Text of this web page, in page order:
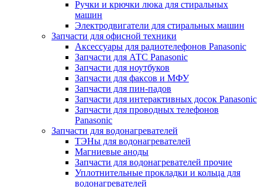
Ручки и крючки люка для стиральных
машин
Электродвигатели для стиральных машин
Запчасти для офисной техники
Аксессуары для радиотелефонов Panasonic
Запчасти для АТС Panasonic
Запчасти для ноутбуков
Запчасти для факсов и МФУ
Запчасти для пин-падов
Запчасти для интерактивных досок Panasonic
Запчасти для проводных телефонов
Panasonic
Запчасти для водонагревателей
ТЭНы для водонагревателей
Магниевые аноды
Запчасти для водонагревателей прочие
Уплотнительные прокладки и кольца для
водонагревателей